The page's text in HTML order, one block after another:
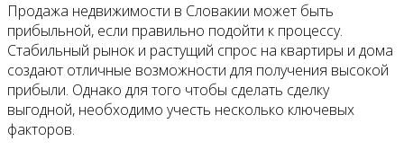
Продажа недвижимости в Словакии может быть
прибыльной, если правильно подойти к процессу.
Стабильный рынок и растущий спрос на квартиры и дома
создают отличные возможности для получения высокой
прибыли. Однако для того чтобы сделать сделку
выгодной, необходимо учесть несколько ключевых
факторов.